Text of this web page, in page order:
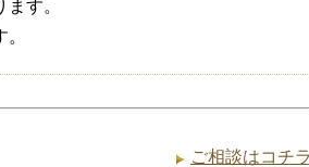
す。
ご相談はコチラ